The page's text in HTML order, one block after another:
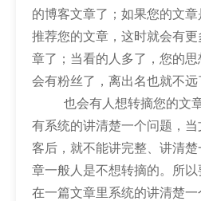
的博客文章了；如果您的文
推荐您的文章，这时就会有
章了；当看的人多了，您的
会有粉丝了，离出名也就不远
也会有人想转摘您的文章
有系统的讲清楚一个问题，
客后，就不能讲完整、讲清
章一般人是不想转摘的。所
在一篇文章里系统的讲清楚